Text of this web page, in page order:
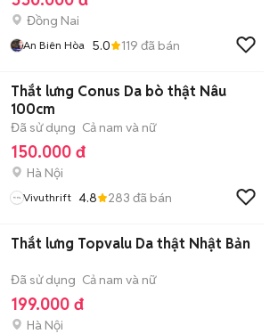
Đồng Nai
An Biên Hòa 5.0 119 đã bán
Thắt lưng Conus Da bò thật Nâu
100cm
Đã sử dụng Cả nam và nữ
150.000 đ
Hà Nội
Vivuthrift 4.8 283 đã bán
Thắt lưng Topvalu Da thật Nhật Bản
Đã sử dụng Cả nam và nữ
199.000 đ
Hà Nội